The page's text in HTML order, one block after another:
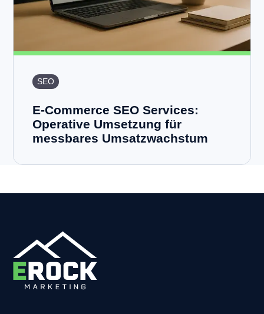
SEO
E-Commerce SEO Services:
Operative Umsetzung für
messbares Umsatzwachstum